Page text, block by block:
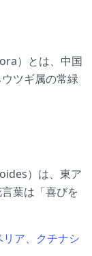
）とは、中国
ツギ属の常緑
）は、東ア
葉は「喜びを
ア、クチナシ